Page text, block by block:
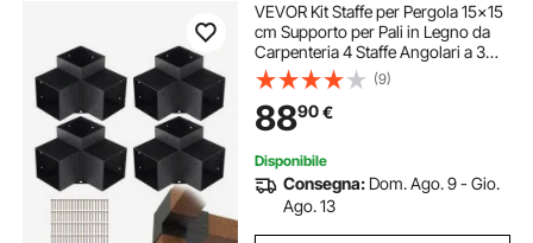
VEVOR Kit Staffe per Pergola 15x15
cm Supporto per Pali in Legno da
Carpenteria 4 Staffe Angolari a 3
Vie Kit per Travi Fai da Te per
Gazebo, Pergolati da Patio, Cabine,
Kit Staffe per Pergola 4 pz
(9)
8890€
Disponibile
Consegna: Dom. Ago. 9 - Gio.
Ago. 13